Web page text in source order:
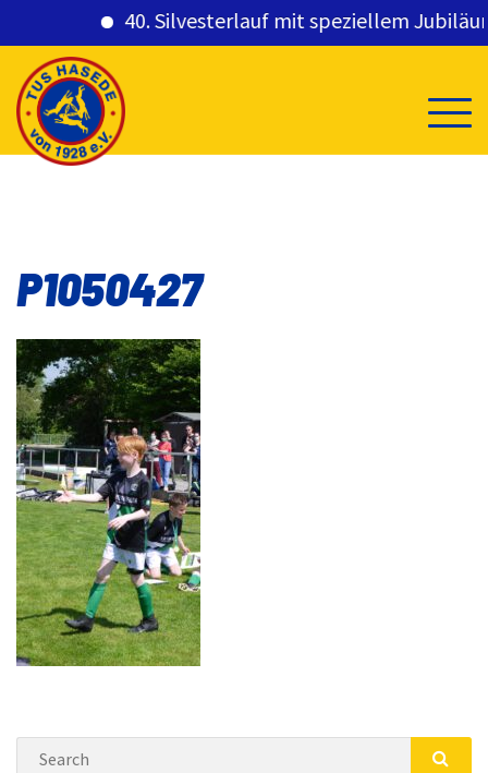
40. Silvesterlauf mit speziellem
content
P1050427
Search